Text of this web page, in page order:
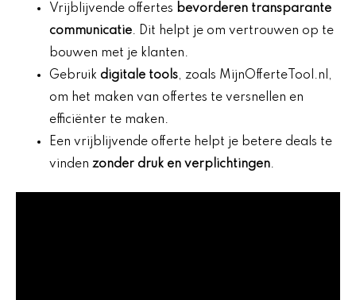
Vrijblijvende offertes bevorderen transparante
communicatie. Dit helpt je om vertrouwen op te
bouwen met je klanten.
Gebruik digitale tools, zoals MijnOfferteTool.nl,
om het maken van offertes te versnellen en
efficiënter te maken.
Een vrijblijvende offerte helpt je betere deals te
vinden zonder druk en verplichtingen.